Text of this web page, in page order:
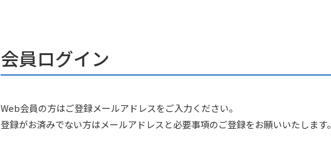
会員ログイン
Web会員の方はご登録メールアドレスをご入力ください。
登録がお済みでない方はメールアドレスと必要事項のご登録をお願いいたします。